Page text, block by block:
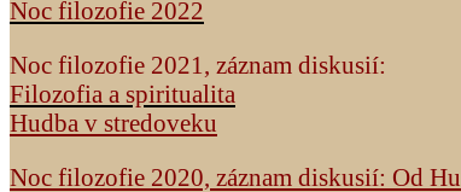
Noc filozofie 2022
Noc filozofie 2021, záznam diskusií:
Filozofia a spiritualita
Hudba v stredoveku
Noc filozofie 2020, záznam diskusií: Od